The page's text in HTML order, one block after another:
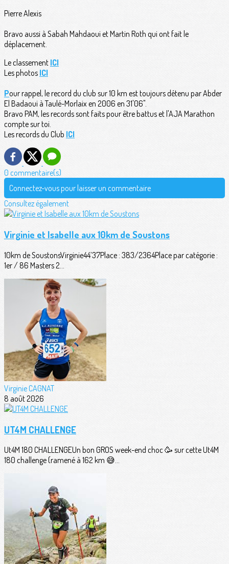
Pierre Alexis
Bravo aussi à Sabah Mahdaoui et Martin Roth qui ont fait le
déplacement.
Le classement ICI
Les photos ICI
Pour rappel, le record du club sur 10 km est toujours détenu par Abder
El Badaoui à Taulé-Morlaix en 2006 en 31'06".
Bravo PAM, les records sont faits pour être battus et l'AJA Marathon
compte sur toi.
Les records du Club ICI
0 commentaire(s)
Connectez-vous pour laisser un commentaire
Consultez également
Virginie et Isabelle aux 10km de Soustons
10km de SoustonsVirginie44’37Place : 383/2364Place par catégorie :
1er / 86 Masters 2...
Virginie CAGNAT
8 août 2026
UT4M CHALLENGE
Ut4M 180 CHALLENGEUn bon GROS week-end choc 🥳 sur cette Ut4M
180 challenge (ramené à 162 km 😅...